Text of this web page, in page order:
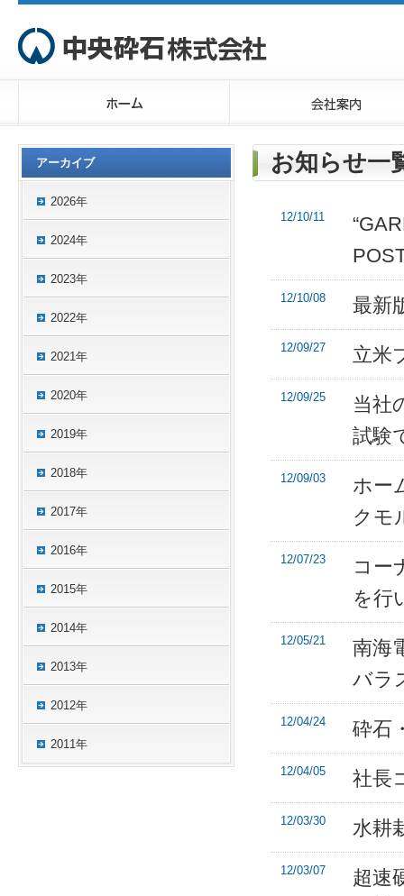
お知らせ
12/10/11
12/10/08 最新
12/09/27 立米
12/09/25
当社
試験
12/09/03
ホー
クモ
12/07/23
コー
を行
12/05/21
南海
バラ
12/04/24 砕石
12/04/05 社長
12/03/30 水耕
12/03/07
超速
アーカイブ
2026年
2024年
2023年
2022年
2021年
2020年
2019年
2018年
2017年
2016年
2015年
2014年
2013年
2012年
2011年